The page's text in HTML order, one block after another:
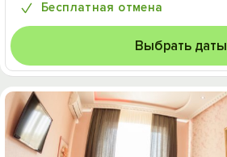
Бесплатная отмена
Выбрать даты